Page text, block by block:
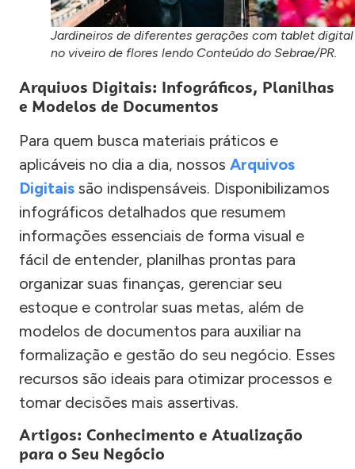
Jardineiros de diferentes gerações com tablet digital
no viveiro de flores lendo Conteúdo do Sebrae/PR.
Arquivos Digitais: Infográficos, Planilhas
e Modelos de Documentos
Para quem busca materiais práticos e
aplicáveis no dia a dia, nossos Arquivos
Digitais são indispensáveis. Disponibilizamos
infográficos detalhados que resumem
informações essenciais de forma visual e
fácil de entender, planilhas prontas para
organizar suas finanças, gerenciar seu
estoque e controlar suas metas, além de
modelos de documentos para auxiliar na
formalização e gestão do seu negócio. Esses
recursos são ideais para otimizar processos e
tomar decisões mais assertivas.
Artigos: Conhecimento e Atualização
para o Seu Negócio